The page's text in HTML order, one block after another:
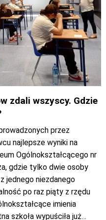
zdali wszyscy. Gdzie
przez
najlepsze wyniki na
Ogólnokształcącego nr
gdzie tylko dwie osoby
jednego niezdanego
po raz piąty z rzędu
imienia
szkoła wypuściła już…